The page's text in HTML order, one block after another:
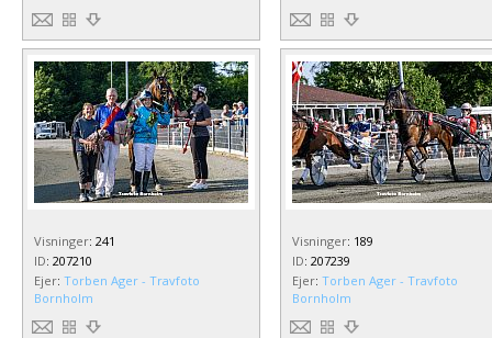
Visninger: 241
ID: 207210
Ejer: Torben Ager - Travfoto
Bornholm
Visninger: 189
ID: 207239
Ejer: Torben Ager - Travfoto
Bornholm